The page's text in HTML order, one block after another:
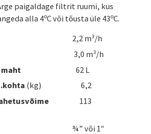
paigaldage filtrit ruumi, kus
alla 4ºC või tõusta üle 43ºC.
m³/h
3,0 m³/h
62 L
(kg) 6,2
vahetusvõime 113
või 1″